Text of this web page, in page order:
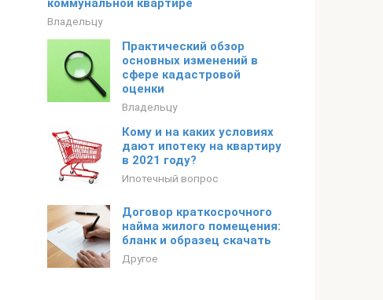
коммунальной квартире
Владельцу
Практический обзор
основных изменений в
сфере кадастровой
оценки
Владельцу
Кому и на каких условиях
дают ипотеку на квартиру
в 2021 году?
Ипотечный вопрос
Договор краткосрочного
найма жилого помещения:
бланк и образец скачать
Другое